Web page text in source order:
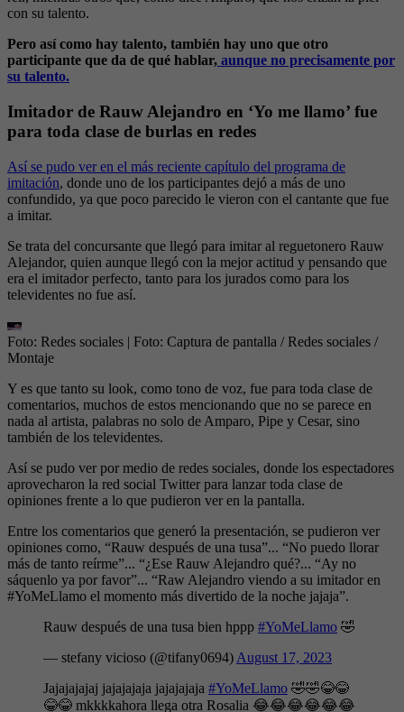
con su talento.
Pero así como hay talento, también hay uno que otro
participante que da de qué hablar, aunque no precisamente por
su talento.
Imitador de Rauw Alejandro en ‘Yo me llamo’ fue
para toda clase de burlas en redes
Así se pudo ver en el más reciente capítulo del programa de
imitación, donde uno de los participantes dejó a más de uno
confundido, ya que poco parecido le vieron con el cantante que fue
a imitar.
Se trata del concursante que llegó para imitar al reguetonero Rauw
Alejandor, quien aunque llegó con la mejor actitud y pensando que
era el imitador perfecto, tanto para los jurados como para los
televidentes no fue así.
Foto: Redes sociales | Foto: Captura de pantalla / Redes sociales /
Montaje
Y es que tanto su look, como tono de voz, fue para toda clase de
comentarios, muchos de estos mencionando que no se parece en
nada al artista, palabras no solo de Amparo, Pipe y Cesar, sino
también de los televidentes.
Así se pudo ver por medio de redes sociales, donde los espectadores
aprovecharon la red social Twitter para lanzar toda clase de
opiniones frente a lo que pudieron ver en la pantalla.
Entre los comentarios que generó la presentación, se pudieron ver
opiniones como, “Rauw después de una tusa”... “No puedo llorar
más de tanto reírme”... “¿Ese Rauw Alejandro qué?... “Ay no
sáquenlo ya por favor”... “Raw Alejandro viendo a su imitador en
#YoMeLlamo el momento más divertido de la noche jajaja”.
Rauw después de una tusa bien hppp #YoMeLlamo 🤣
— stefany vicioso (@tifany0694) August 17, 2023
Jajajajajaj jajajajaja jajajajaja #YoMeLlamo 🤣🤣😂😂
😂😂 mkkkkahora llega otra Rosalia 😂😂😂😂😂😂